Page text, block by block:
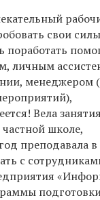
свои
поработать
личным
менеджером
Вела занятия
школе,
преподавала в
с